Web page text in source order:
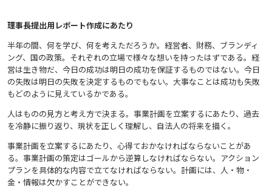
理事長提出用レポート作成にあたり
半年の間、何を学び、何を考えただろうか。経営者、財務、ブランディ
ング、国の政策。それぞれの立場で様々な想いを持ったはずである。経
営は生き物だ、今日の成功は明日の成功を保証するものではない。今日
の失敗は明日の失敗を決定するものでもない。大事なことは成功も失敗
もどのように見えているかである。
人はものの見方と考え方で決まる。事業計画を立案するにあたり、過去
を冷静に振り返り、現状を正しく理解し、自法人の将来を描く。
事業計画を立案するにあたり、心得ておかなければならないことがあ
る。事業計画の策定はゴールから逆算しなければならない。アクション
プランを具体的な内容で立てなければならない。計画には、人・物・
金・情報は欠かすことができない。